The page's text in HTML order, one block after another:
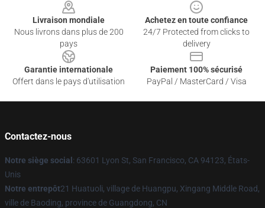
Livraison mondiale
Nous livrons dans plus de 200
pays
Achetez en toute confiance
24/7 Protected from clicks to
delivery
Garantie internationale
Offert dans le pays d'utilisation
Paiement 100% sécurisé
PayPal / MasterCard / Visa
Contactez-nous
Notre siège social : 63601 Lyon St, San Francisco, CA 94123, États-
Unis
Notre entrepôt21 Huatuoli, village de Huangpu, Xingang Middle Road,
ville de Baoding, province de Guangdong, CN